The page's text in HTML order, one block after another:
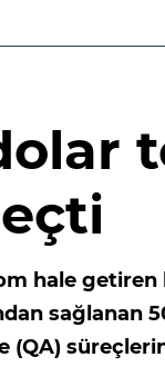
hale
sağlanan